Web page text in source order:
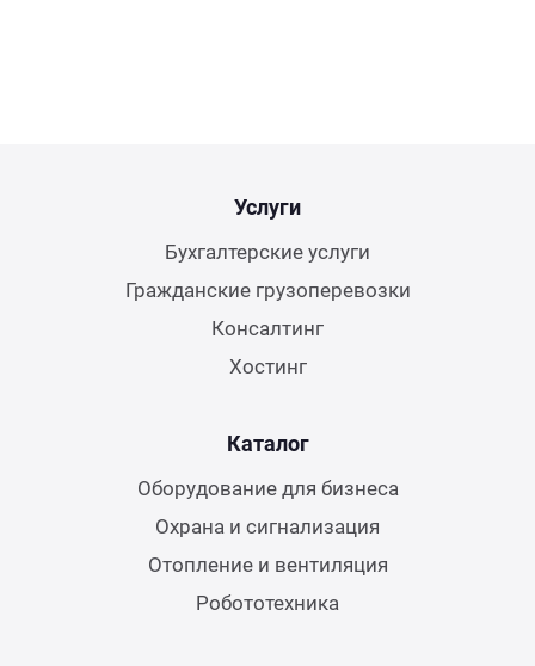
Услуги
Бухгалтерские услуги
Гражданские грузоперевозки
Консалтинг
Хостинг
Каталог
Оборудование для бизнеса
Охрана и сигнализация
Отопление и вентиляция
Робототехника